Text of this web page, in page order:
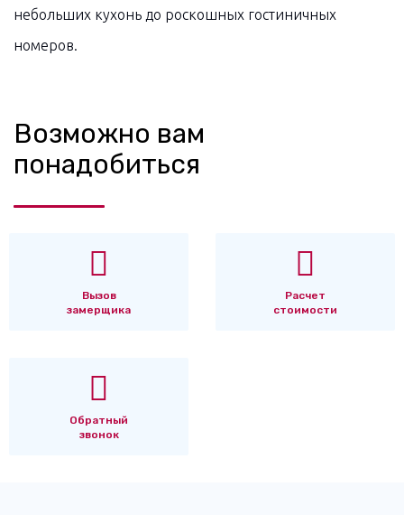
небольших кухонь до роскошных гостиничных
номеров.
Возможно вам
понадобиться
Вызов
замерщика
Расчет
стоимости
Обратный
звонок